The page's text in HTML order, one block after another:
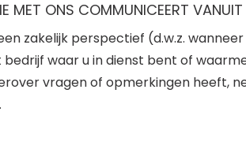
MET ONS COMMUNICEERT VANUIT
zakelijk perspectief (d.w.z.
waar u in dienst bent of
vragen of opmerkingen heeft,